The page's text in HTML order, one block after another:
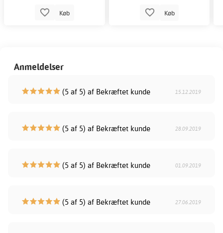
Køb Køb
Anmeldelser
(5 af 5) af Bekræftet kunde 15.12.2019
(5 af 5) af Bekræftet kunde 28.09.2019
(5 af 5) af Bekræftet kunde 01.09.2019
(5 af 5) af Bekræftet kunde 27.06.2019